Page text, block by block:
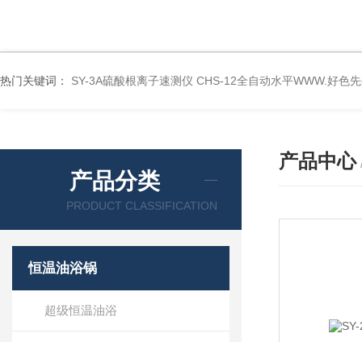
热门关键词： SY-3A硫酸根离子速测仪 CHS-12全自动水平WWW.好色
产品分类
PRODUCT CLASSIFICATION
恒温油浴锅
超级恒温油浴
产品中心